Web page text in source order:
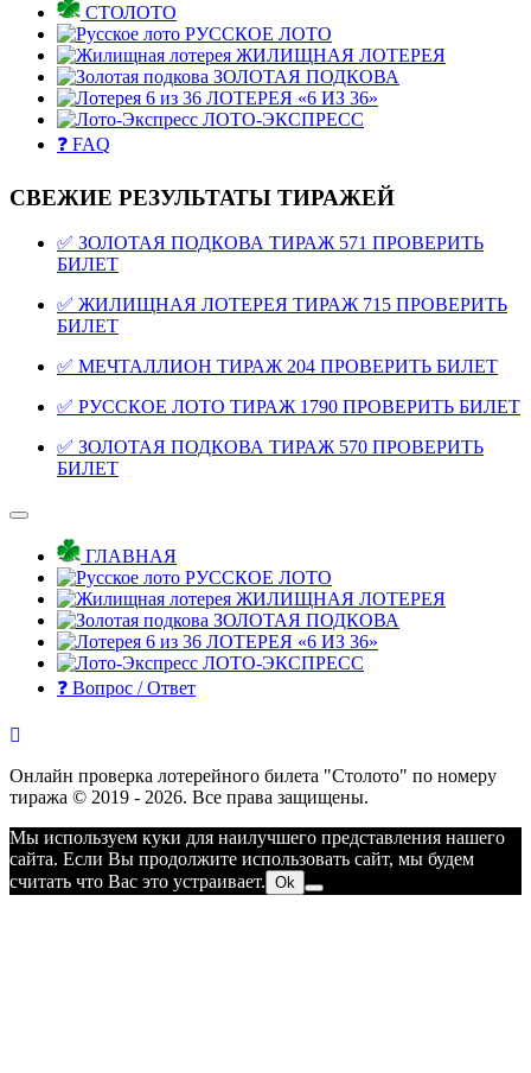
СТОЛОТО
РУССКОЕ ЛОТО
ЖИЛИЩНАЯ ЛОТЕРЕЯ
ЗОЛОТАЯ ПОДКОВА
ЛОТЕРЕЯ «6 ИЗ 36»
ЛОТО-ЭКСПРЕСС
❓ FAQ
СВЕЖИЕ РЕЗУЛЬТАТЫ ТИРАЖЕЙ
✅ ЗОЛОТАЯ ПОДКОВА ТИРАЖ 571 ПРОВЕРИТЬ
БИЛЕТ
✅ ЖИЛИЩНАЯ ЛОТЕРЕЯ ТИРАЖ 715 ПРОВЕРИТЬ
БИЛЕТ
✅ МЕЧТАЛЛИОН ТИРАЖ 204 ПРОВЕРИТЬ БИЛЕТ
✅ РУССКОЕ ЛОТО ТИРАЖ 1790 ПРОВЕРИТЬ БИЛЕТ
✅ ЗОЛОТАЯ ПОДКОВА ТИРАЖ 570 ПРОВЕРИТЬ
БИЛЕТ
ГЛАВНАЯ
РУССКОЕ ЛОТО
ЖИЛИЩНАЯ ЛОТЕРЕЯ
ЗОЛОТАЯ ПОДКОВА
ЛОТЕРЕЯ «6 ИЗ 36»
ЛОТО-ЭКСПРЕСС
❓ Вопрос / Ответ
Онлайн проверка лотерейного билета "Столото" по номеру
тиража © 2019 - 2026. Все права защищены.
Мы используем куки для наилучшего представления нашего
сайта. Если Вы продолжите использовать сайт, мы будем
считать что Вас это устраивает. Ok